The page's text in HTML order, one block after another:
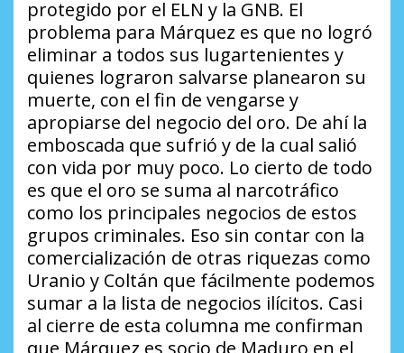
protegido por el ELN y la GNB. El
problema para Márquez es que no logró
eliminar a todos sus lugartenientes y
quienes lograron salvarse planearon su
muerte, con el fin de vengarse y
apropiarse del negocio del oro. De ahí la
emboscada que sufrió y de la cual salió
con vida por muy poco. Lo cierto de todo
es que el oro se suma al narcotráfico
como los principales negocios de estos
grupos criminales. Eso sin contar con la
comercialización de otras riquezas como
Uranio y Coltán que fácilmente podemos
sumar a la lista de negocios ilícitos. Casi
al cierre de esta columna me confirman
que Márquez es socio de Maduro en el